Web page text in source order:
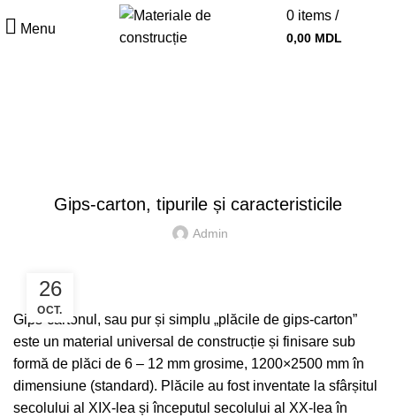
Menu
0 items /
0,00 MDL
Gips-carton, tipurile și caracteristicile
Admin
26
OCT.
Gips-cartonul, sau pur și simplu „plăcile de gips-carton”
este un material universal de construcție și finisare sub
formă de plăci de 6 – 12 mm grosime, 1200×2500 mm în
dimensiune (standard). Plăcile au fost inventate la sfârșitul
secolului al XIX-lea și începutul secolului al XX-lea în